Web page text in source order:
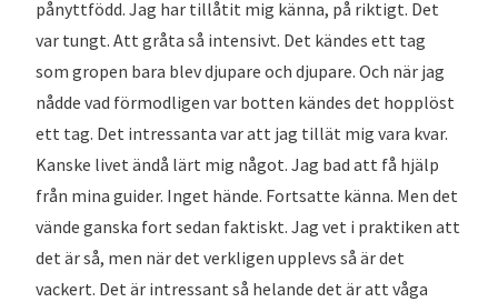
pånyttfödd. Jag har tillåtit mig känna, på riktigt. Det
var tungt. Att gråta så intensivt. Det kändes ett tag
som gropen bara blev djupare och djupare. Och när jag
nådde vad förmodligen var botten kändes det hopplöst
ett tag. Det intressanta var att jag tillät mig vara kvar.
Kanske livet ändå lärt mig något. Jag bad att få hjälp
från mina guider. Inget hände. Fortsatte känna. Men det
vände ganska fort sedan faktiskt. Jag vet i praktiken att
det är så, men när det verkligen upplevs så är det
vackert. Det är intressant så helande det är att våga